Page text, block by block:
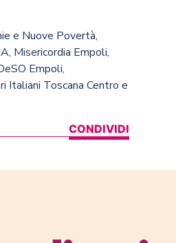
e Nuove Povertà,
Misericordia Empoli,
Empoli,
Italiani Toscana Centro e
CONDIVIDI